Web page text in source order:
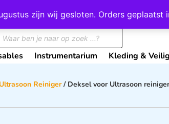
zijn wij gesloten. Orders
Instrumentarium Kleding &
Ultrasoon Reiniger/ Deksel voor Ultrasoon